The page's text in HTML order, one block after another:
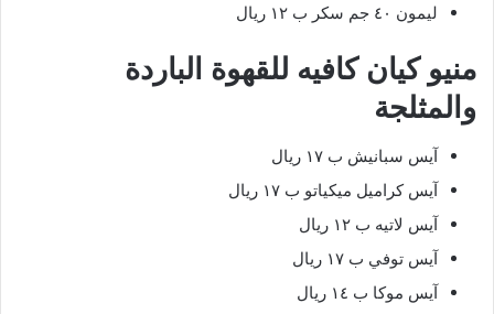
ليمون ٤٠ جم سكر ب ١٢ ريال
منيو كيان كافيه للقهوة الباردة
والمثلجة
آيس سبانيش ب ١٧ ريال
آيس كراميل ميكياتو ب ١٧ ريال
آيس لاتيه ب ١٢ ريال
آيس توفي ب ١٧ ريال
آيس موكا ب ١٤ ريال